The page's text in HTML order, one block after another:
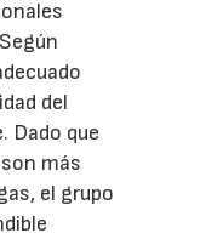
del
Dado que
más
el grupo